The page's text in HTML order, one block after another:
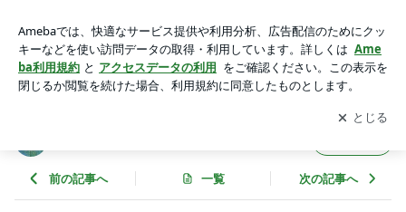
ートリアアプリをダウンロードして ブログの更新通知
を受け取りまし
ょう。
開く
前の記事へ 一覧 次の記事へ